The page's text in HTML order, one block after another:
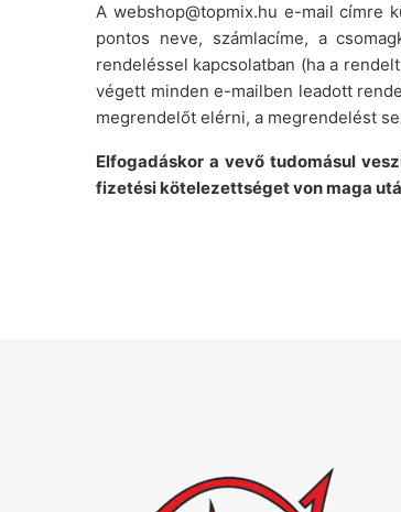
A webshop@topmix.hu e-mail címre
pontos neve, számlacíme, a
rendeléssel kapcsolatban (ha a
végett minden e-mailben leadott
megrendelőt elérni, a megrendelést
Elfogadáskor a vevő tudomásul
fizetési kötelezettséget von maga